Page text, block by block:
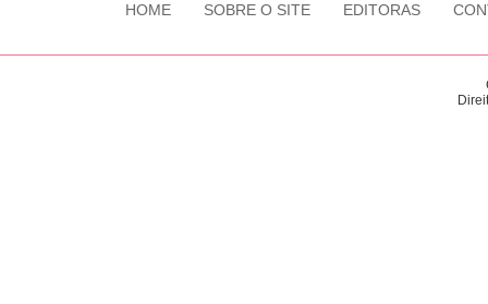
HOME SOBRE O SITE EDITORAS